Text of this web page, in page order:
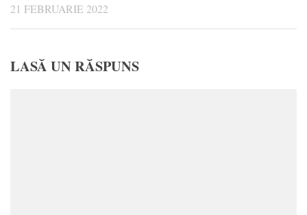
21 FEBRUARIE 2022
LASĂ UN RĂSPUNS